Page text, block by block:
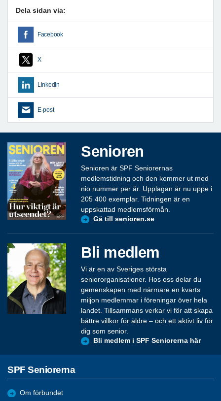
Dela sidan via:
Facebook
X
LinkedIn
E-post
Senioren
Senioren är SPF Seniorernas
medlemstidning och den kommer ut med
nio nummer per år. Upplagan är nu uppe i
205 400 exemplar. Tidningen är en
uppskattad medlemsförmån.
Gå till senioren.se
Bli medlem
Vi är en av Sveriges största
seniororganisationer. Hos oss delar du
gemenskapen med närmare en kvarts
miljon medlemmar i föreningar över hela
landet. Tillsammans verkar vi för att skapa
bättre villkor för äldre – och ett aktivt liv för
dig som senior.
Bli medlem i SPF Seniorerna här
SPF Seniorerna
Om förbundet